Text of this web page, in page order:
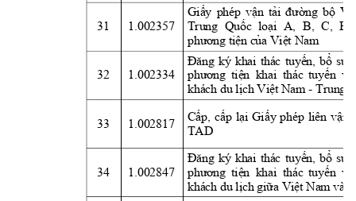
31 1.002357
Giấy phép vận tải đường bộ
Trung Quốc loại A, B, C, E,
phương tiện của Việt Nam
32 1.002334
Đăng ký khai thác tuyến, bổ
phương tiện khai thác tuyến
khách du lịch Việt Nam - Trung
33 1.002817
Cấp, cấp lại Giấy phép liên vận
TAD
34 1.002847
Đăng ký khai thác tuyến, bổ
phương tiện khai thác tuyến
khách du lịch giữa Việt Nam và